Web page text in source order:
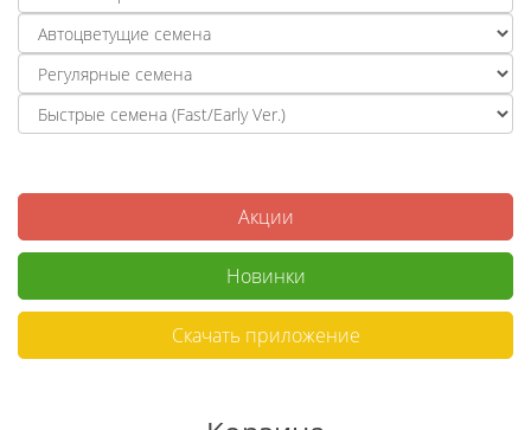
Акции
Новинки
Скачать приложение